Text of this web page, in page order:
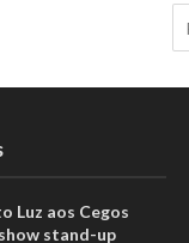
Luz aos Cegos
stand-up